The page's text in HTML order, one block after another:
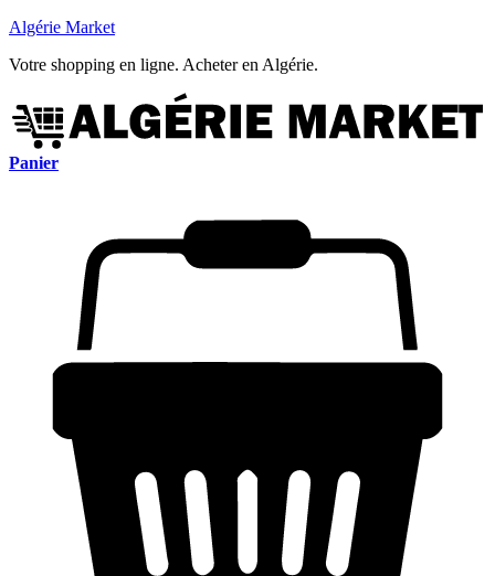
Algérie Market
Votre shopping en ligne. Acheter en Algérie.
Panier